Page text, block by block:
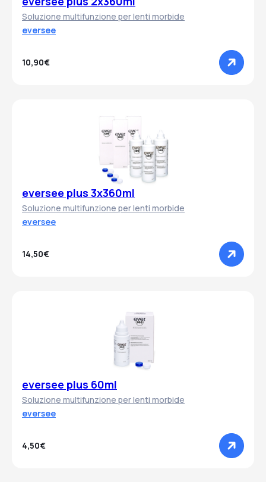
Soluzione multifunzione per lenti morbide
eversee
10,90€
eversee plus 3x360ml
Soluzione multifunzione per lenti morbide
eversee
14,50€
eversee plus 60ml
Soluzione multifunzione per lenti morbide
eversee
4,50€